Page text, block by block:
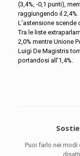
(3,4%, -0,1 punti),
raggiungendo il 2,4%.
L’astensione scende
Tra le liste
2,0% mentre Unione
Luigi De Magistris
portandosi all’1,4%.
Puoi farlo nei modi